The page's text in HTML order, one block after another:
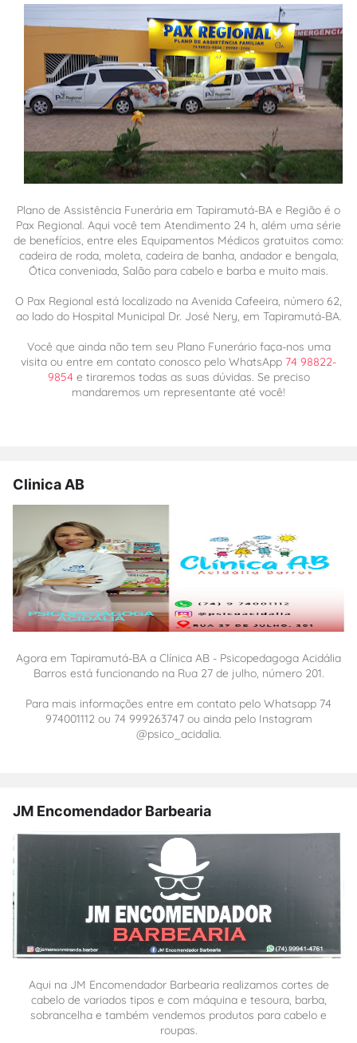
Plano de Assistência Funerária em Tapiramutá-BA e Região é o
Pax Regional. Aqui você tem Atendimento 24 h, além uma série
de benefícios, entre eles Equipamentos Médicos gratuitos como:
cadeira de roda, moleta, cadeira de banha, andador e bengala,
Ótica conveniada, Salão para cabelo e barba e muito mais.
O Pax Regional está localizado na Avenida Cafeeira, número 62,
ao lado do Hospital Municipal Dr. José Nery, em Tapiramutá-BA.
Você que ainda não tem seu Plano Funerário faça-nos uma
visita ou entre em contato conosco pelo WhatsApp 74 98822-
9854 e tiraremos todas as suas dúvidas. Se preciso
mandaremos um representante até você!
Clinica AB
Agora em Tapiramutá-BA a Clínica AB - Psicopedagoga Acidália
Barros está funcionando na Rua 27 de julho, número 201.
Para mais informações entre em contato pelo Whatsapp 74
974001112 ou 74 999263747 ou ainda pelo Instagram
@psico_acidalia.
JM Encomendador Barbearia
Aqui na JM Encomendador Barbearia realizamos cortes de
cabelo de variados tipos e com máquina e tesoura, barba,
sobrancelha e também vendemos produtos para cabelo e
roupas.